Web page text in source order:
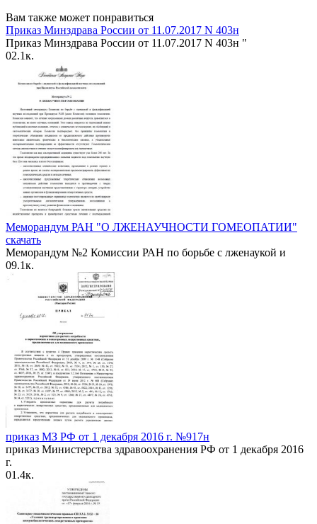
Вам также может понравиться
Приказ Минздрава России от 11.07.2017 N 403н
Приказ Минздрава России от 11.07.2017 N 403н "
02.1к.
Меморандум РАН "О ЛЖЕНАУЧНОСТИ ГОМЕОПАТИИ"
скачать
Меморандум №2 Комиссии РАН по борьбе с лженаукой и
09.1к.
приказ МЗ РФ от 1 декабря 2016 г. №917н
приказ Министерства здравоохранения РФ от 1 декабря 2016
г.
01.4к.